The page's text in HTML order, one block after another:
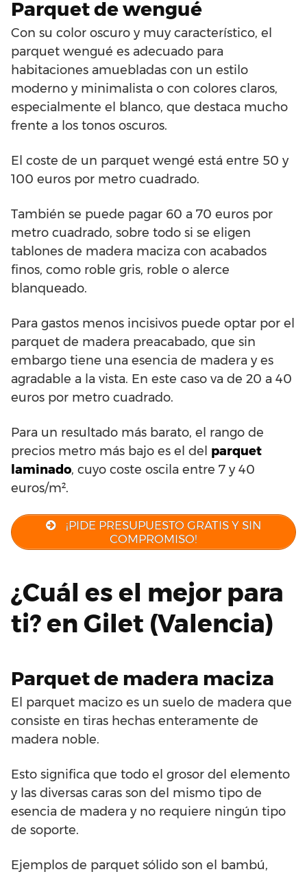
Parquet de wengué
Con su color oscuro y muy característico, el
parquet wengué es adecuado para
habitaciones amuebladas con un estilo
moderno y minimalista o con colores claros,
especialmente el blanco, que destaca mucho
frente a los tonos oscuros.
El coste de un parquet wengé está entre 50 y
100 euros por metro cuadrado.
También se puede pagar 60 a 70 euros por
metro cuadrado, sobre todo si se eligen
tablones de madera maciza con acabados
finos, como roble gris, roble o alerce
blanqueado.
Para gastos menos incisivos puede optar por el
parquet de madera preacabado, que sin
embargo tiene una esencia de madera y es
agradable a la vista. En este caso va de 20 a 40
euros por metro cuadrado.
Para un resultado más barato, el rango de
precios metro más bajo es el del parquet
laminado, cuyo coste oscila entre 7 y 40
euros/m².
¡PIDE PRESUPUESTO GRATIS Y SIN
COMPROMISO!
¿Cuál es el mejor para
ti? en Gilet (Valencia)
Parquet de madera maciza
El parquet macizo es un suelo de madera que
consiste en tiras hechas enteramente de
madera noble.
Esto significa que todo el grosor del elemento
y las diversas caras son del mismo tipo de
esencia de madera y no requiere ningún tipo
de soporte.
Ejemplos de parquet sólido son el bambú,